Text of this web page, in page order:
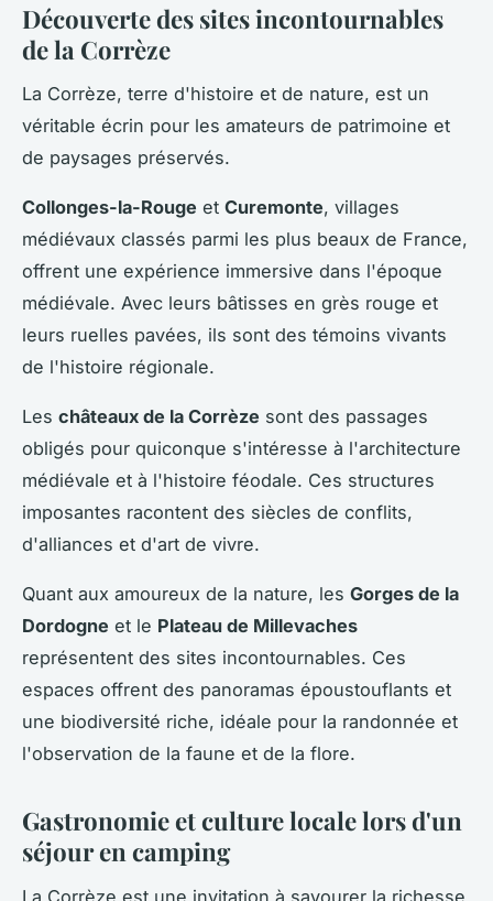
Découverte des sites incontournables
de la Corrèze
La Corrèze, terre d'histoire et de nature, est un
véritable écrin pour les amateurs de patrimoine et
de paysages préservés.
Collonges-la-Rouge et Curemonte, villages
médiévaux classés parmi les plus beaux de France,
offrent une expérience immersive dans l'époque
médiévale. Avec leurs bâtisses en grès rouge et
leurs ruelles pavées, ils sont des témoins vivants
de l'histoire régionale.
Les châteaux de la Corrèze sont des passages
obligés pour quiconque s'intéresse à l'architecture
médiévale et à l'histoire féodale. Ces structures
imposantes racontent des siècles de conflits,
d'alliances et d'art de vivre.
Quant aux amoureux de la nature, les Gorges de la
Dordogne et le Plateau de Millevaches
représentent des sites incontournables. Ces
espaces offrent des panoramas époustouflants et
une biodiversité riche, idéale pour la randonnée et
l'observation de la faune et de la flore.
Gastronomie et culture locale lors d'un
séjour en camping